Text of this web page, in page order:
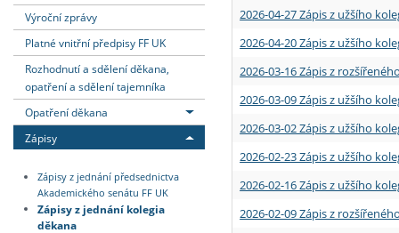
Absolventi fakulty
Vyjíždějící zaměstnanci
Výroční zprávy
Platné vnitřní předpisy FF UK
Rozhodnutí a sdělení děkana,
opatření a sdělení tajemníka
Opatření děkana
Zápisy
Zápisy z jednání předsednictva
Akademického senátu FF UK
Zápisy z jednání kolegia
děkana
2026-04-27 Zápis z užšího
2026-04-20 Zápis z užšího
2026-03-16 Zápis z
2026-03-09 Zápis z užšího
2026-03-02 Zápis z užšího
2026-02-23 Zápis z užšího
2026-02-16 Zápis z užšího
2026-02-09 Zápis z